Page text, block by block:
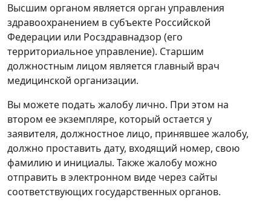
Высшим органом является орган управления
здравоохранением в субъекте Российской
Федерации или Росздравнадзор (его
территориальное управление). Старшим
должностным лицом является главный врач
медицинской организации.
Вы можете подать жалобу лично. При этом на
втором ее экземпляре, который остается у
заявителя, должностное лицо, принявшее жалобу,
должно проставить дату, входящий номер, свою
фамилию и инициалы. Также жалобу можно
отправить в электронном виде через сайты
соответствующих государственных органов.